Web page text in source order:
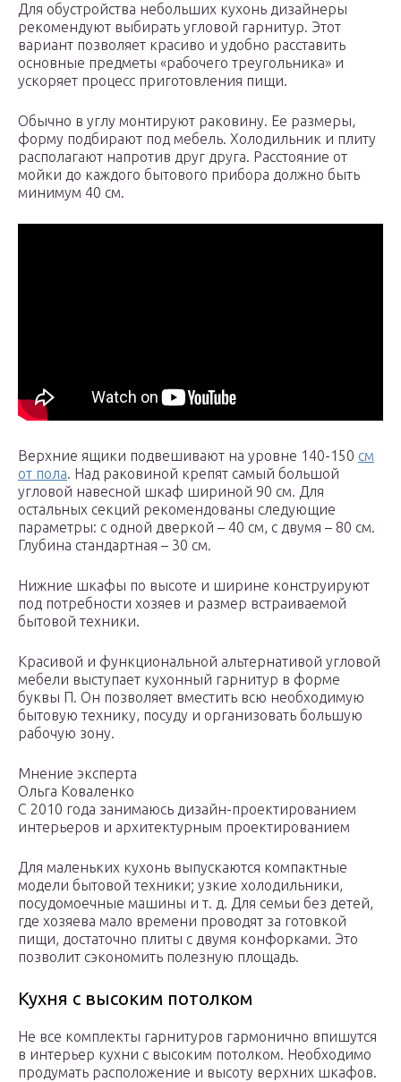
Для обустройства небольших кухонь дизайнеры
рекомендуют выбирать угловой гарнитур. Этот
вариант позволяет красиво и удобно расставить
основные предметы «рабочего треугольника» и
ускоряет процесс приготовления пищи.
Обычно в углу монтируют раковину. Ее размеры,
форму подбирают под мебель. Холодильник и плиту
располагают напротив друг друга. Расстояние от
мойки до каждого бытового прибора должно быть
минимум 40 см.
Верхние ящики подвешивают на уровне 140-150 см
от пола. Над раковиной крепят самый большой
угловой навесной шкаф шириной 90 см. Для
остальных секций рекомендованы следующие
параметры: с одной дверкой – 40 см, с двумя – 80 см.
Глубина стандартная – 30 см.
Нижние шкафы по высоте и ширине конструируют
под потребности хозяев и размер встраиваемой
бытовой техники.
Красивой и функциональной альтернативой угловой
мебели выступает кухонный гарнитур в форме
буквы П. Он позволяет вместить всю необходимую
бытовую технику, посуду и организовать большую
рабочую зону.
Мнение эксперта
Ольга Коваленко
С 2010 года занимаюсь дизайн-проектированием
интерьеров и архитектурным проектированием
Для маленьких кухонь выпускаются компактные
модели бытовой техники; узкие холодильники,
посудомоечные машины и т. д. Для семьи без детей,
где хозяева мало времени проводят за готовкой
пищи, достаточно плиты с двумя конфорками. Это
позволит сэкономить полезную площадь.
Кухня с высоким потолком
Не все комплекты гарнитуров гармонично впишутся
в интерьер кухни с высоким потолком. Необходимо
продумать расположение и высоту верхних шкафов.